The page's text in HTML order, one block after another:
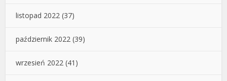
listopad 2022 (37)
październik 2022 (39)
wrzesień 2022 (41)